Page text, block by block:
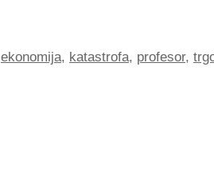
ekonomija, katastrofa, profesor,